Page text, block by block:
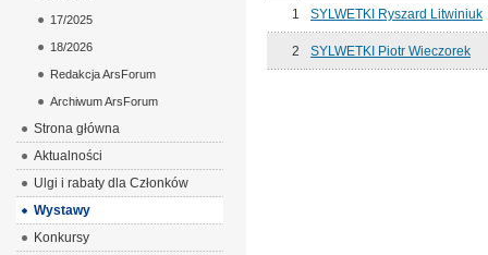
1 SYLWETKI Ryszard Litwiniuk
2 SYLWETKI Piotr Wieczorek
17/2025
18/2026
Redakcja ArsForum
Archiwum ArsForum
Strona główna
Aktualności
Ulgi i rabaty dla Członków
Wystawy
Konkursy